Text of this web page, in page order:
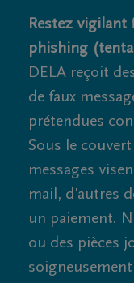
Restez vigilant
phishing
DELA reçoit
de faux
prétendues
Sous le
messages
mail, d'autres
un paiement.
ou des pièces